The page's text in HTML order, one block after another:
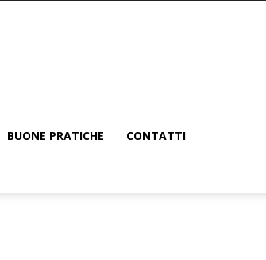
BUONE PRATICHE CONTATTI